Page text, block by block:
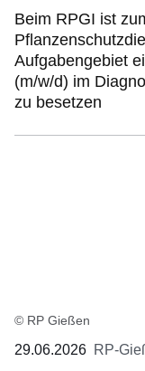
Beim RPGI ist
Aufgabengebiet
(m/w/d) im
zu besetzen
© RP Gießen
29.06.2026 RP-